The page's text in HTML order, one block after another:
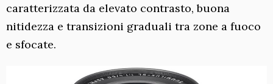
caratterizzata da elevato contrasto, buona
nitidezza e transizioni graduali tra zone a fuoco
e sfocate.